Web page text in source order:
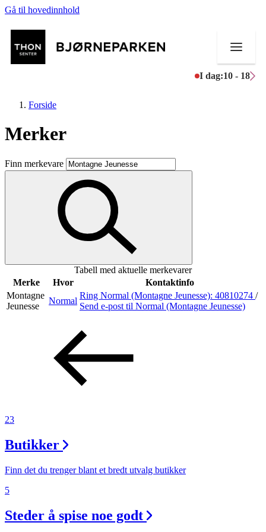
Gå til hovedinnhold
I dag:10 - 18
Butikker
Mat og drikke
Aktiviteter
Søk
Åpningstider
Praktisk informasjon
Gavekort
Finn frem
Forside
Merker
Finn merkevare
Tabell med aktuelle merkevarer
Merke
Hvor
Kontaktinfo
Montagne
Jeunesse
Normal
Ring Normal (Montagne Jeunesse): 40810274 /
Send e-post til Normal (Montagne Jeunesse)
23
Butikker
Finn det du trenger blant et bredt utvalg butikker
5
Steder å spise noe godt